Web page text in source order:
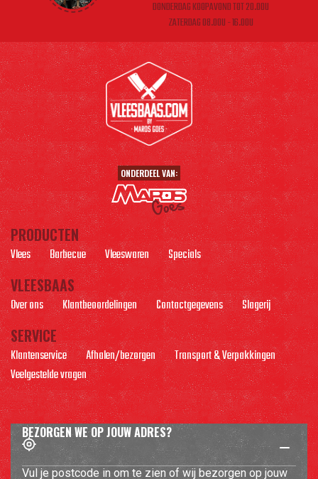
BEZORGEN WE OP JOUW ADRES?
Vul je postcode in om te zien of wij bezorgen op jouw
DONDERDAG KOOPAVOND TOT 20.00U
ZATERDAG 08.00U - 16.00U
ONDERDEEL VAN:
PRODUCTEN
Vlees Barbecue Vleeswaren Specials
VLEESBAAS
Over ons Klantbeoordelingen Contactgegevens Slagerij
SERVICE
Klantenservice Afhalen/bezorgen
Transport & Verpakkingen
Veelgestelde vragen